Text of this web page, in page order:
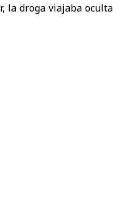
la droga viajaba oculta